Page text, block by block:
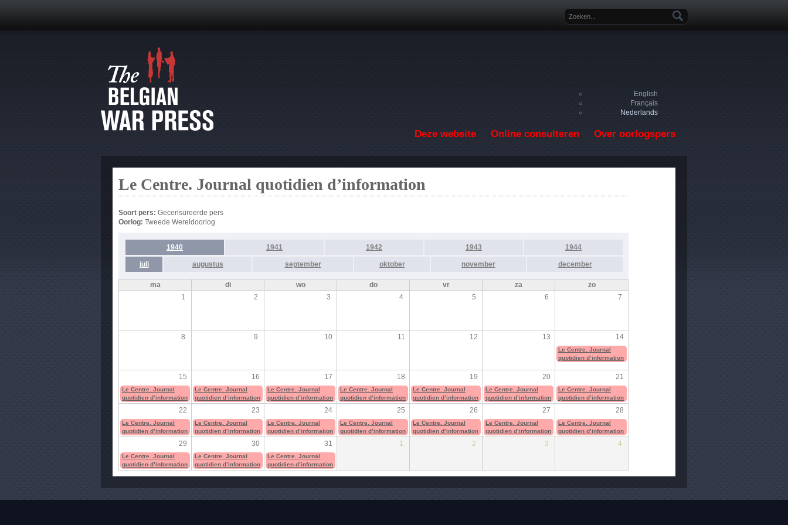
Zoekveld
English
Français
Nederlands
Deze website Online consulteren Over oorlogspers
Le Centre. Journal quotidien d’information
Soort pers: Gecensureerde pers
Oorlog: Tweede Wereldoorlog
1940 1941 1942 1943 1944
juli augustus september oktober november december
ma di wo do vr za
zo
1
2 3 4 5 6 7
8 9 10 11 12 13 14
Le Centre. Journal
quotidien d’information
15 16 17 18 19 20 21
Le Centre. Journal
quotidien d’information
Le Centre. Journal
quotidien d’information
Le Centre. Journal
quotidien d’information
Le Centre. Journal
quotidien d’information
Le Centre. Journal
quotidien d’information
Le Centre. Journal
quotidien d’information
Le Centre. Journal
quotidien d’information
22 23 24 25 26 27 28
Le Centre. Journal
quotidien d’information
Le Centre. Journal
quotidien d’information
Le Centre. Journal
quotidien d’information
Le Centre. Journal
quotidien d’information
Le Centre. Journal
quotidien d’information
Le Centre. Journal
quotidien d’information
Le Centre. Journal
quotidien d’information
29 30 31 1 2 3 4
Le Centre. Journal
quotidien d’information
Le Centre. Journal
quotidien d’information
Le Centre. Journal
quotidien d’information